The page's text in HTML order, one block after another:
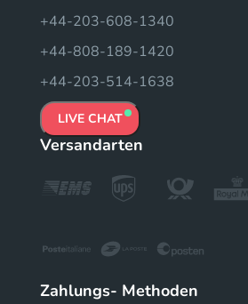
+44-203-608-1340
+44-808-189-1420
+44-203-514-1638
LIVE CHAT
Versandarten
Zahlungs- Methoden